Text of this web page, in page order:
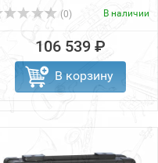
(0) В наличии
106 539 ₽
В корзину